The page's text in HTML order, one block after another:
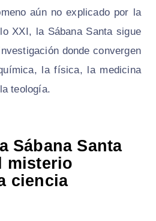
aún no explicado por la
XXI, la Sábana Santa sigue
donde convergen
la física, la medicina
teología.
Sábana Santa
misterio
ciencia